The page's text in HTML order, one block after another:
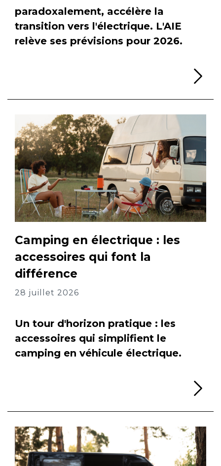
paradoxalement, accélère la
transition vers l'électrique. L'AIE
relève ses prévisions pour 2026.
Camping en électrique : les
accessoires qui font la
différence
28 juillet 2026
Un tour d'horizon pratique : les
accessoires qui simplifient le
camping en véhicule électrique.